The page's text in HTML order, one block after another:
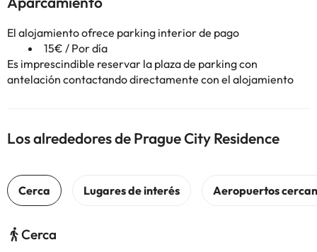
El alojamiento ofrece parking interior de pago
15€ / Por día
Es imprescindible reservar la plaza de parking con
antelación contactando directamente con el alojamiento
Los alrededores de Prague City Residence
Cerca